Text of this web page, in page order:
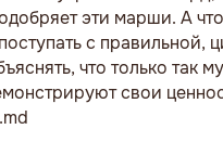
эти марши. А
с правильной,
что только
свои